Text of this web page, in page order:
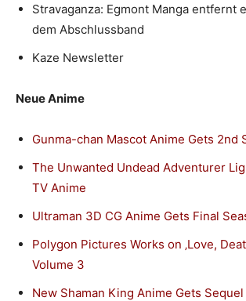
Stravaganza: Egmont Manga entfernt
dem Abschlussband
Kaze Newsletter
Neue Anime
Gunma-chan Mascot Anime Gets 2nd
The Unwanted Undead Adventurer
TV Anime
Ultraman 3D CG Anime Gets Final
Polygon Pictures Works on ‚Love,
Volume 3
New Shaman King Anime Gets Sequel